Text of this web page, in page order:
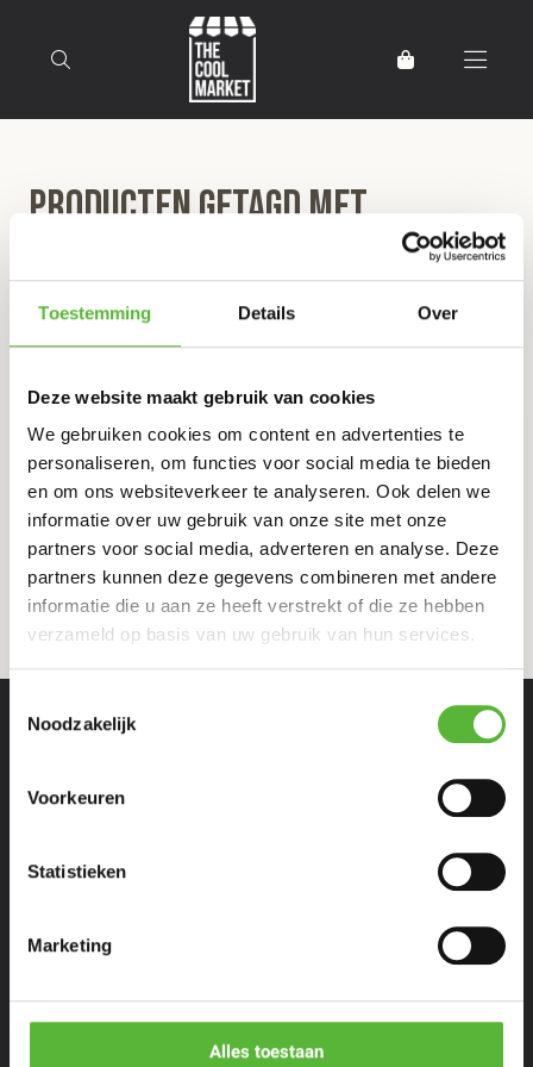
Toestemming Details Over
Deze website maakt gebruik van cookies
We gebruiken cookies om content en advertenties te
personaliseren, om functies voor social media te bieden
en om ons websiteverkeer te analyseren. Ook delen we
informatie over uw gebruik van onze site met onze
partners voor social media, adverteren en analyse. Deze
partners kunnen deze gegevens combineren met andere
informatie die u aan ze heeft verstrekt of die ze hebben
verzameld op basis van uw gebruik van hun services.
Noodzakelijk
Voorkeuren
Statistieken
Marketing
Alles toestaan
Producten getagd met
Filter Sorteer
Restaurant BaiYok Thais
THAISE RUNDERHAAS MET KNOFLOOK EN
OESTERSAUS 2P
20,75
Eenpersoons maaltijden
Stel zelf samen
Porties voor meer personen